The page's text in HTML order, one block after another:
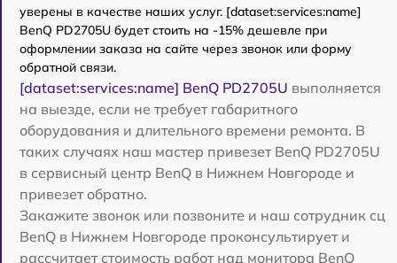
уверены в качестве наших услуг. [dataset:services:name]
BenQ PD2705U будет стоить на -15% дешевле при
оформлении заказа на сайте через звонок или форму
обратной связи.
[dataset:services:name] BenQ PD2705U выполняется
на выезде, если не требует габаритного
оборудования и длительного времени ремонта. В
таких случаях наш мастер привезет BenQ PD2705U
в сервисный центр BenQ в Нижнем Новгороде и
привезет обратно.
Закажите звонок или позвоните и наш сотрудник сц
BenQ в Нижнем Новгороде проконсультирует и
рассчитает стоимость работ над монитора BenQ